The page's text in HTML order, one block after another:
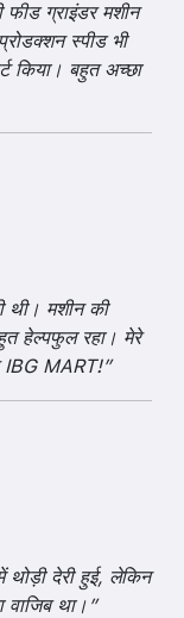
ग्राइंडर मशीन
स्पीड भी
किया। बहुत अच्छा
थी। मशीन की
हेल्पफुल रहा। मेरे
IBG MART!”
थोड़ी देरी हुई, लेकिन
वाजिब था।”